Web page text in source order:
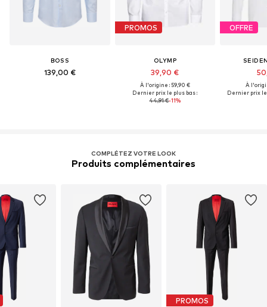
BOSS
139,00 €
PROMOS
OLYMP
39,90 €
À l'origine : 59,90 €
Dernier prix le plus bas :
44,91 €-11%
OFFRE
À
Dernier prix le
COMPLÉTEZ VOTRE LOOK
Produits complémentaires
PROMOS